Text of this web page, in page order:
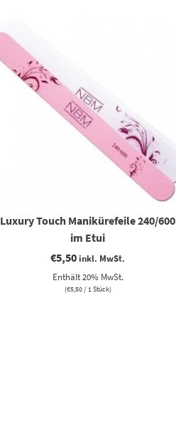
Luxury Touch Manikürefeile 240/600
im Etui
€5,50inkl. MwSt.
Enthält 20% MwSt.
(€5,50/ 1 Stück)